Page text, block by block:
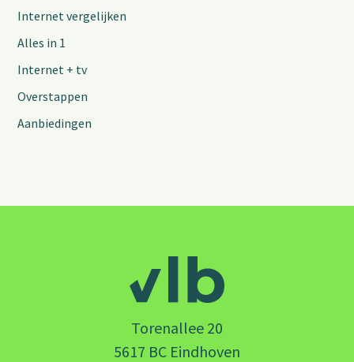
Internet vergelijken
Alles in 1
Internet + tv
Overstappen
Aanbiedingen
Torenallee 20
5617 BC Eindhoven